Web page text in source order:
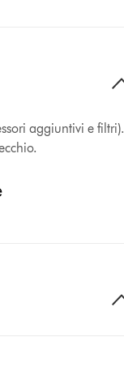
aggiuntivi e filtri).